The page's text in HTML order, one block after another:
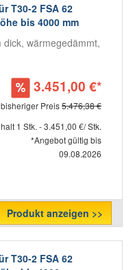
T30-2 FSA 62
bis 4000 mm
wärmegedämmt,
3.451,00 €*
bisheriger Preis5.476,38 €
1 Stk. - 3.451,00 €/ Stk.
*Angebot gültig bis
09.08.2026
Produkt anzeigen >>
T30-2 FSA 62